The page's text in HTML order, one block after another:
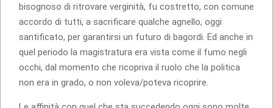
bisognoso di ritrovare verginità, fu costretto, con comune
accordo di tutti, a sacrificare qualche agnello, oggi
santificato, per garantirsi un futuro di bagordi. Ed anche in
quel periodo la magistratura era vista come il fumo negli
occhi, dal momento che ricopriva il ruolo che la politica
non era in grado, o non voleva/poteva ricoprire.